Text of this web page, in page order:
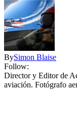
BySimon Blaise
Follow:
Director y Editor de
aviación. Fotógrafo